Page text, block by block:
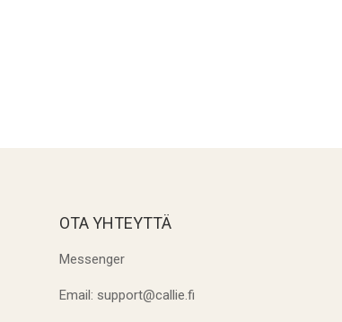
OTA YHTEYTTÄ
Messenger
Email: support@callie.fi